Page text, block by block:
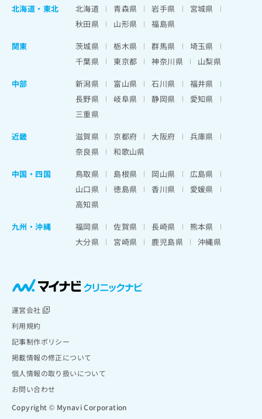
北海道 ・ 東北 北海道 青森県 岩手県
宮城県
秋田県
山形県
福島県
関東
茨城県 栃木県 群馬県
埼玉県
千葉県
東京都 神奈川県
山梨県
中部
新潟県 富山県 石川県
福井県
長野県
岐阜県 静岡県
愛知県
三重県
近畿
滋賀県 京都府 大阪府
兵庫県
奈良県
和歌山県
中国・四国
鳥取県 島根県 岡山県
広島県
山口県
徳島県 香川県
愛媛県
高知県
九州・沖縄
福岡県 佐賀県 長崎県
熊本県
大分県
宮崎県 鹿児島県 沖縄県
運営会社
利用規約
記事制作ポリシー
掲載情報の修正について
個人情報の取り扱いについて
お問い合わせ
Copyright © Mynavi Corporation